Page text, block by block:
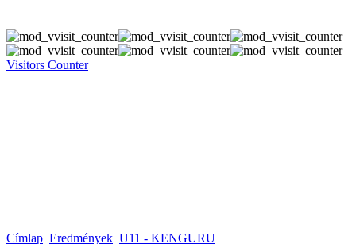
Visitors Counter
Címlap Eredmények U11 - KENGURU